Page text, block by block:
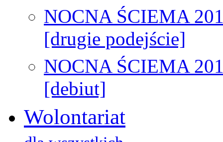
NOCNA ŚCIEMA
[drugie podejście]
NOCNA ŚCIEMA
[debiut]
Wolontariat